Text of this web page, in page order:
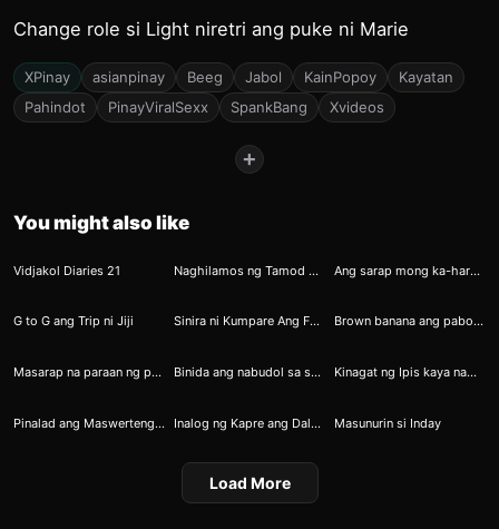
Change role si Light niretri ang puke ni Marie
XPinay asianpinay Beeg Jabol KainPopoy
Kayatan
Pahindot
PinayViralSexx SpankBang Xvideos
+
You might also like
21
Vidjakol Diaries 21 Naghilamos ng Tamod Ang Bagong Gising na GF Ang sarap mong ka-harutan habang walang ibang nakikialam kaya gusto ko nang kantutin mo ako kahit dito sa labas
71
G to G ang Trip ni Jiji
79
Sinira ni Kumpare Ang Family Planning ni Mister at Misis
81
Brown banana ang paborito ni Gina
85
Masarap na paraan ng pagganti
91
Binida ang nabudol sa shoppee na pangtusok ng pipi
96
Kinagat ng Ipis kaya namaga ang Puke ni Cris
91
Pinalad ang Maswerteng Kumag kay Eabab
99
Inalog ng Kapre ang Dalawang Pakwan ni Kumare
107
Masunurin si Inday
Load More